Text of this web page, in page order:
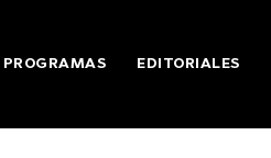
PROGRAMAS EDITORIALES